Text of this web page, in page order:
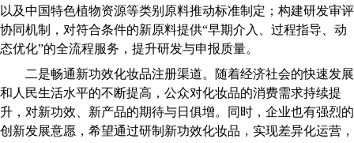
以及中国特色植物资源等类别原料推动标准制定；构建研发审评
协同机制，对符合条件的新原料提供“早期介入、过程指导、动
态优化”的全流程服务，提升研发与申报质量。
二是畅通新功效化妆品注册渠道。随着经济社会的快速发展
和人民生活水平的不断提高，公众对化妆品的消费需求持续提
升，对新功效、新产品的期待与日俱增。同时，企业也有强烈的
创新发展意愿，希望通过研制新功效化妆品，实现差异化运营，